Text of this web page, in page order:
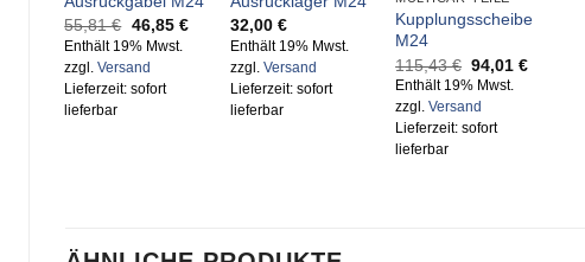
55,81€ Ursprünglicher
Preis
war:
55,81 €
46,85 €Aktueller
46,85 €.
Enthält 19% Mwst.
zzgl.Versand
Lieferzeit: sofort
lieferbar
32,00 €
Enthält 19% Mwst.
zzgl. Versand
Lieferzeit: sofort
lieferbar
Kupplungsscheibe
M24
115,43€ Ursprünglicher
Preis
war:
115,43 €
94,01€Aktueller
Enthält 19% Mwst.
zzgl.Versand
Lieferzeit: sofort
lieferbar